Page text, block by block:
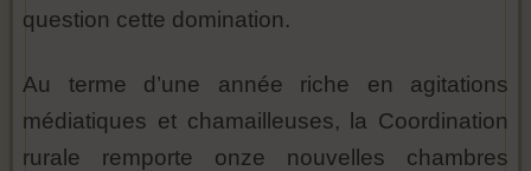
question cette domination.
Au terme d’une année riche en agitations
médiatiques et chamailleuses, la Coordination
rurale remporte onze nouvelles chambres